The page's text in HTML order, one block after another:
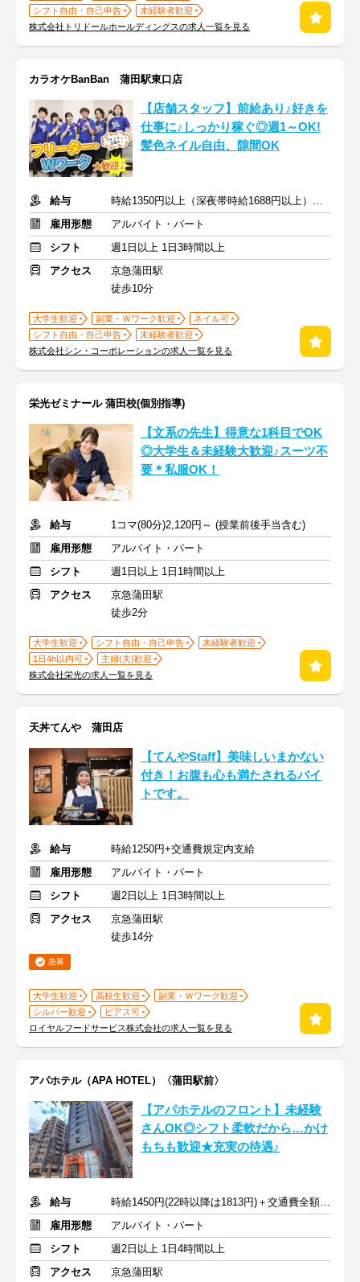
シフト自由・自己申告
未経験者歓迎
株式会社トリドールホールディングスの求人一覧を見る
カラオケBanBan 蒲田駅東口店
【店舗スタッフ】前給あり♪好きを
仕事に♪しっかり稼ぐ◎週1～OK!
髪色ネイル自由、隙間OK
給与
時給1350円以上（深夜帯時給1688円以上） ＋交通費支給
雇用形態
アルバイト・パート
シフト
週1日以上 1日3時間以上
アクセス
京急蒲田駅
徒歩10分
大学生歓迎 副業・Ｗワーク歓迎
ネイル可
シフト自由・自己申告
未経験者歓迎
株式会社シン・コーポレーションの求人一覧を見る
栄光ゼミナール 蒲田校(個別指導)
【文系の先生】得意な1科目でOK
◎大学生＆未経験大歓迎♪スーツ不
要＊私服OK！
給与
1コマ(80分)2,120円～ (授業前後手当含む)
雇用形態
アルバイト・パート
シフト
週1日以上 1日1時間以上
アクセス
京急蒲田駅
徒歩2分
大学生歓迎 シフト自由・自己申告
未経験者歓迎
1日4h以内可
主婦(夫)歓迎
株式会社栄光の求人一覧を見る
天丼てんや 蒲田店
【てんやStaff】美味しいまかない
付き！お腹も心も満たされるバイ
トです。
給与
時給1250円+交通費規定内支給
雇用形態
アルバイト・パート
シフト
週2日以上 1日3時間以上
アクセス
京急蒲田駅
徒歩14分
急募
大学生歓迎 高校生歓迎
副業・Ｗワーク歓迎
シルバー歓迎
ピアス可
ロイヤルフードサービス株式会社の求人一覧を見る
アパホテル（APA HOTEL）〈蒲田駅前〉
【アパホテルのフロント】未経験
さんOK◎シフト柔軟だから…かけ
もちも歓迎★充実の待遇♪
給与
時給1450円(22時以降は1813円)＋交通費全額支給
雇用形態
アルバイト・パート
シフト
週2日以上 1日4時間以上
アクセス
京急蒲田駅